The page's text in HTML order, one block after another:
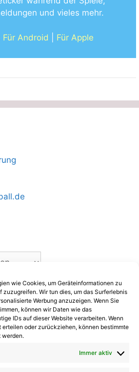
wie Cookies, um Geräteinformationen zu
zuzugreifen. Wir tun dies, um das Surferlebnis
Werbung anzuzeigen. Wenn Sie
können wir Daten wie das
IDs auf dieser Website verarbeiten. Wenn
erteilen oder zurückziehen, können bestimmte
werden.
Immer aktiv
und vieles mehr.
Für Android Für Apple